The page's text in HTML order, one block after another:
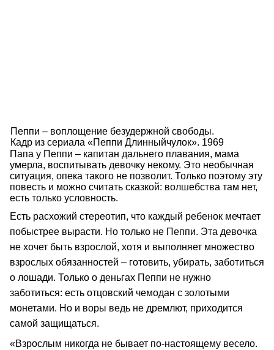
Пеппи – воплощение безудержной свободы.
Кадр из сериала «Пеппи Длинныйчулок». 1969
Папа у Пеппи – капитан дальнего плавания, мама
умерла, воспитывать девочку некому. Это необычная
ситуация, опека такого не позволит. Только поэтому эту
повесть и можно считать сказкой: волшебства там нет,
есть только условность.
Есть расхожий стереотип, что каждый ребенок мечтает
побыстрее вырасти. Но только не Пеппи. Эта девочка
не хочет быть взрослой, хотя и выполняет множество
взрослых обязанностей – готовить, убирать, заботиться
о лошади. Только о деньгах Пеппи не нужно
заботиться: есть отцовский чемодан с золотыми
монетами. Но и воры ведь не дремлют, приходится
самой защищаться.
«Взрослым никогда не бывает по-настоящему весело.